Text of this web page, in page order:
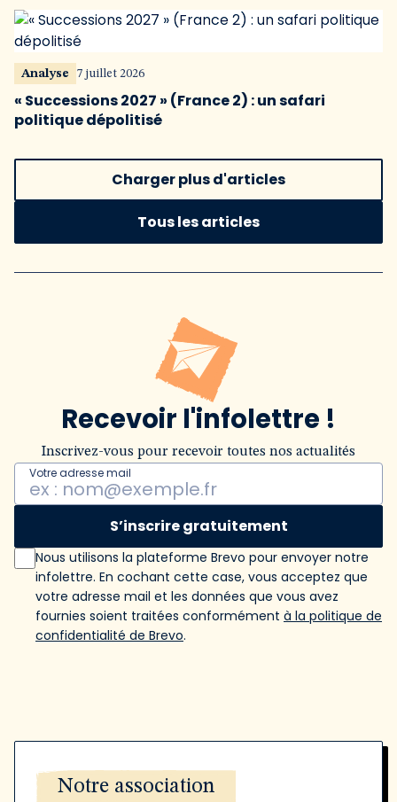
Analyse 7 juillet 2026
« Successions 2027 » (France 2) : un safari
politique dépolitisé
Charger plus d'articles
Tous les articles
Recevoir l'infolettre !
Inscrivez-vous pour recevoir toutes nos actualités
Votre adresse mail
S’inscrire gratuitement
Nous utilisons la plateforme Brevo pour envoyer notre
infolettre. En cochant cette case, vous acceptez que
votre adresse mail et les données que vous avez
fournies soient traitées conformément à la politique de
confidentialité de Brevo.
Notre association